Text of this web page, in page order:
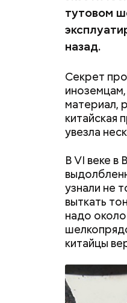
тутовом
назад.
Секрет
материал,
китайская
увезла
В VI веке в
узнали не
выткать
надо
китайцы
На Руси
купцов и
добром
служит,
500 г
150 г
50 г
зелень
100 г
уксус по
30 г